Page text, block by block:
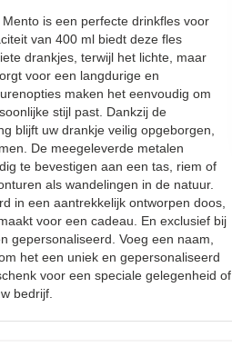
fles
Aluminium drinkfles bedrukken
voor volwassenen
Fles met logo
drinkfles
is een perfecte drinkfles voor
van 400 ml biedt deze fles
drankjes, terwijl het lichte, maar
voor een langdurige en
maken het eenvoudig om
stijl past. Dankzij de
blijft uw drankje veilig opgeborgen,
De meegeleverde metalen
te bevestigen aan een tas, riem of
als wandelingen in de natuur.
in een aantrekkelijk ontworpen doos,
voor een cadeau. En exclusief bij
gepersonaliseerd. Voeg een naam,
het een uniek en gepersonaliseerd
voor een speciale gelegenheid of
bedrijf.